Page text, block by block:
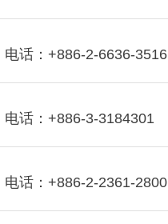
电话：+886-2-6636-3516
电话：+886-3-3184301
电话：+886-2-2361-2800